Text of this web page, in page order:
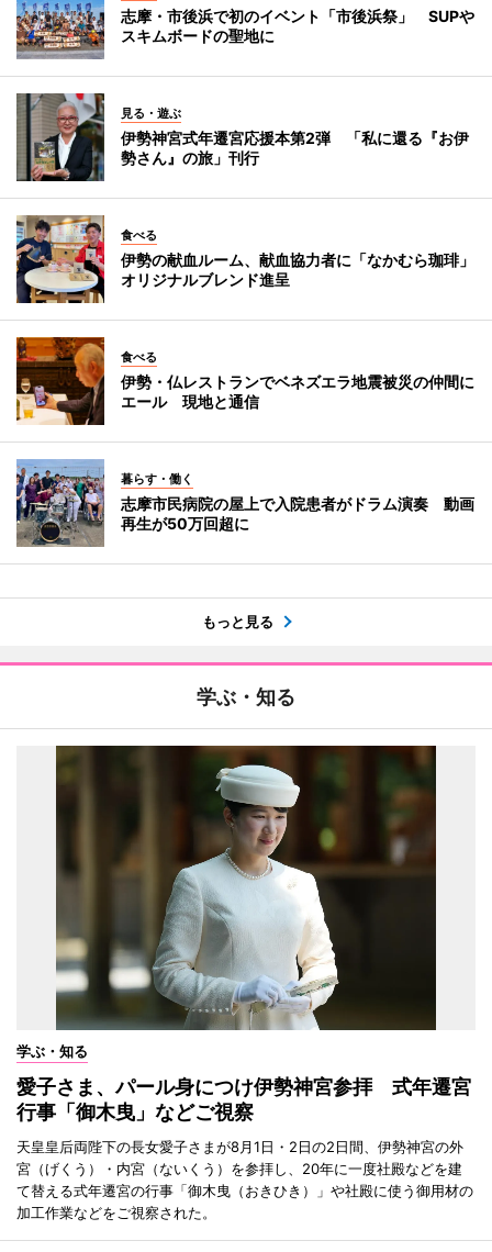
志摩・市後浜で初のイベント「市後浜祭」 SUPや
スキムボードの聖地に
見る・遊ぶ
伊勢神宮式年遷宮応援本第2弾 「私に還る『お伊
勢さん』の旅」刊行
食べる
伊勢の献血ルーム、献血協力者に「なかむら珈琲」
オリジナルブレンド進呈
食べる
伊勢・仏レストランでベネズエラ地震被災の仲間に
エール 現地と通信
暮らす・働く
志摩市民病院の屋上で入院患者がドラム演奏 動画
再生が50万回超に
もっと見る
学ぶ・知る
学ぶ・知る
愛子さま、パール身につけ伊勢神宮参拝 式年遷宮
行事「御木曳」などご視察
天皇皇后両陛下の長女愛子さまが8月1日・2日の2日間、伊勢神宮の外
宮（げくう）・内宮（ないくう）を参拝し、20年に一度社殿などを建
て替える式年遷宮の行事「御木曳（おきひき）」や社殿に使う御用材の
加工作業などをご視察された。